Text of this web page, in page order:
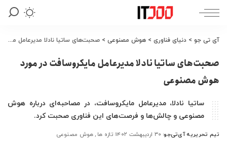
آی تی جو > دنیای فناوری > هوش مصنوعی > صحبت‌های ساتیا نادلا مدیرعامل مایکروسافت در مورد هوش مصنوعی
صحبت‌های ساتیا نادلا مدیرعامل مایکروسافت در مورد
هوش مصنوعی
ساتیا نادلا، مدیرعامل مایکروسافت، در مصاحبه‌ای درباره هوش
مصنوعی و چالش‌ها و فرصت‌های این فناوری صحبت کرد.
ارسال
تیم تحریریه آی‌تی‌جو ۳۰ اردیبهشت ۱۴۰۲ تازه ها هوش مصنوعی